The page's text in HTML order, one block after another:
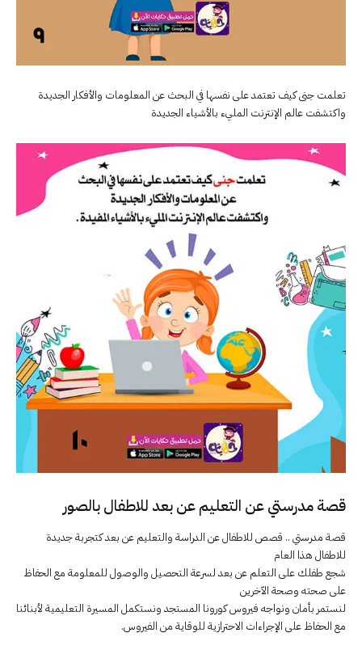
تعلمت جنى كيف تعتمد على نفسها في البحث عن المعلومات والأفكار الجديدة
واكتشفت عالم الإنترنت المليء بالأشياء الجديدة
قصة مدرستي عن التعليم عن بعد للاطفال بالصور
قصة مدرستي .. قصص للاطفال عن الدراسة والتعليم عن بعد كتجربة جديدة
للاطفال هذا العام
شجع طفلك على التعلم عن بعد لسرعة التحصيل والوصول للمعلومة مع الحفاظ
على صحته وصحة الآخرين
لنستمر بأمان ونواجه فيروس كورونا المستجد ونستكمل المسيرة التعليمية لأبنائنا
مع الحفاظ على الإجراءات الاحترازية للوقاية من الفيروس.